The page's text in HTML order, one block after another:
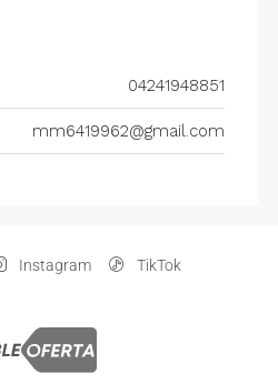
04241948851
mm6419962@gmail.com
Instagram TikTok